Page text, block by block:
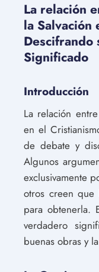
La relación
la Salvación
Descifrando
Significado
Introducción
La relación
en el
de debate y
Algunos
exclusivamente
otros creen que
para obtenerla.
verdadero
buenas obras y